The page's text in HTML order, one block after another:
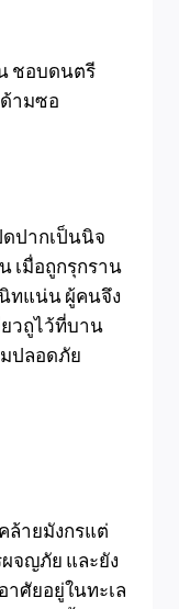
ชอบดนตรี
ามซอ
ปากเป็นนิจ
เมื่อถูกรุกราน
ทแน่น ผู้คนจึง
วถูไว้ที่บาน
ปลอดภัย
ล้ายมังกรแต่
จญภัย และยัง
ศัยอยู่ในทะเล